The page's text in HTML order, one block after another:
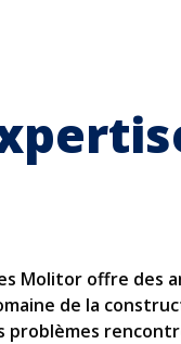
Molitor offre des
de la